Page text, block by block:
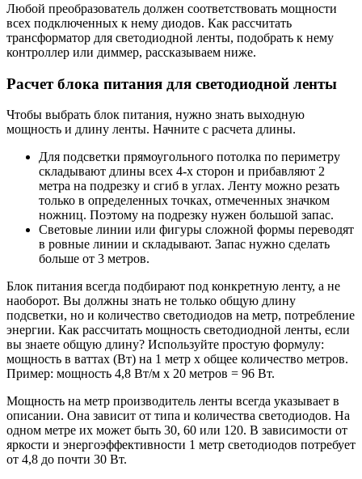
Любой преобразователь должен соответствовать мощности
всех подключенных к нему диодов. Как рассчитать
трансформатор для светодиодной ленты, подобрать к нему
контроллер или диммер, рассказываем ниже.
Расчет блока питания для светодиодной ленты
Чтобы выбрать блок питания, нужно знать выходную
мощность и длину ленты. Начните с расчета длины.
Для подсветки прямоугольного потолка по периметру
складывают длины всех 4-х сторон и прибавляют 2
метра на подрезку и сгиб в углах. Ленту можно резать
только в определенных точках, отмеченных значком
ножниц. Поэтому на подрезку нужен большой запас.
Световые линии или фигуры сложной формы переводят
в ровные линии и складывают. Запас нужно сделать
больше от 3 метров.
Блок питания всегда подбирают под конкретную ленту, а не
наоборот. Вы должны знать не только общую длину
подсветки, но и количество светодиодов на метр, потребление
энергии. Как рассчитать мощность светодиодной ленты, если
вы знаете общую длину? Используйте простую формулу:
мощность в ваттах (Вт) на 1 метр х общее количество метров.
Пример: мощность 4,8 Вт/м х 20 метров = 96 Вт.
Мощность на метр производитель ленты всегда указывает в
описании. Она зависит от типа и количества светодиодов. На
одном метре их может быть 30, 60 или 120. В зависимости от
яркости и энергоэффективности 1 метр светодиодов потребует
от 4,8 до почти 30 Вт.